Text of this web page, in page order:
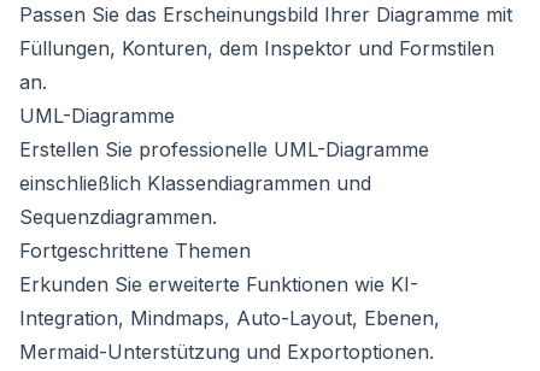
Passen Sie das Erscheinungsbild Ihrer Diagramme mit
Füllungen, Konturen, dem Inspektor und Formstilen
an.
UML-Diagramme
Erstellen Sie professionelle UML-Diagramme
einschließlich Klassendiagrammen und
Sequenzdiagrammen.
Fortgeschrittene Themen
Erkunden Sie erweiterte Funktionen wie KI-
Integration, Mindmaps, Auto-Layout, Ebenen,
Mermaid-Unterstützung und Exportoptionen.